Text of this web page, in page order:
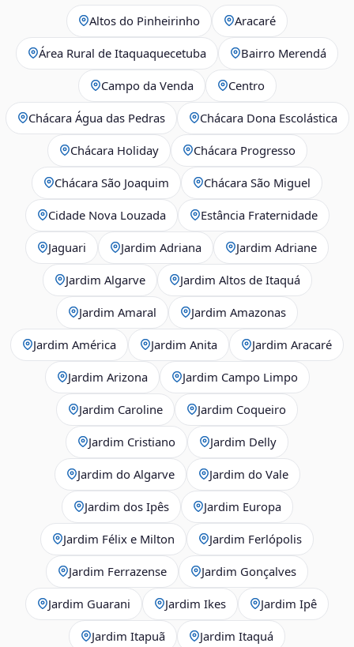
Altos do Pinheirinho Aracaré
Área Rural de Itaquaquecetuba Bairro Merendá
Campo da Venda Centro
Chácara Água das Pedras Chácara Dona Escolástica
Chácara Holiday Chácara Progresso
Chácara São Joaquim Chácara São Miguel
Cidade Nova Louzada Estância Fraternidade
Jaguari Jardim Adriana Jardim Adriane
Jardim Algarve Jardim Altos de Itaquá
Jardim Amaral Jardim Amazonas
Jardim América Jardim Anita Jardim Aracaré
Jardim Arizona Jardim Campo Limpo
Jardim Caroline Jardim Coqueiro
Jardim Cristiano Jardim Delly
Jardim do Algarve Jardim do Vale
Jardim dos Ipês Jardim Europa
Jardim Félix e Milton Jardim Ferlópolis
Jardim Ferrazense Jardim Gonçalves
Jardim Guarani Jardim Ikes Jardim Ipê
Jardim Itapuã Jardim Itaquá